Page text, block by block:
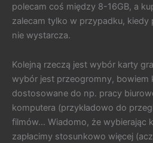
polecam coś między 8-16GB, a
zalecam tylko w przypadku, kiedy
nie wystarcza.
Kolejną rzeczą jest wybór karty
wybór jest przeogromny, bowiem
dostosowane do np. pracy
komputera (przykładowo do
filmów… Wiadomo, że wybierając
zapłacimy stosunkowo więcej